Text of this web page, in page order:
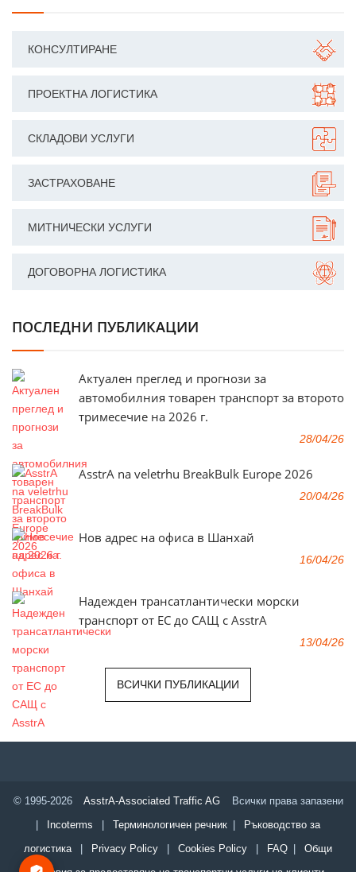
КОНСУЛТИРАНЕ
ПРОЕКТНА ЛОГИСТИКА
СКЛАДОВИ УСЛУГИ
ЗАСТРАХОВАНЕ
МИТНИЧЕСКИ УСЛУГИ
ДОГОВОРНА ЛОГИСТИКА
ПОСЛЕДНИ ПУБЛИКАЦИИ
Актуален преглед и прогнози за
автомобилния товарен транспорт за второто
тримесечие на 2026 г.
28/04/26
AsstrA na veletrhu BreakBulk Europe 2026
20/04/26
Нов адрес на офиса в Шанхай
16/04/26
Надежден трансатлантически морски
транспорт от ЕС до САЩ с AsstrA
13/04/26
ВСИЧКИ ПУБЛИКАЦИИ
© 1995-2026 AsstrA-Associated Traffic AG
Всички права запазени
Incoterms Терминологичен речник
Ръководство за
логистика| Privacy Policy Cookies Policy FAQ
Общи